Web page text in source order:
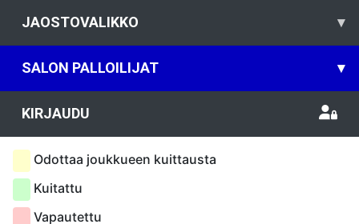
JAOSTOVALIKKO ▾
SALON PALLOILIJAT ▾
KIRJAUDU